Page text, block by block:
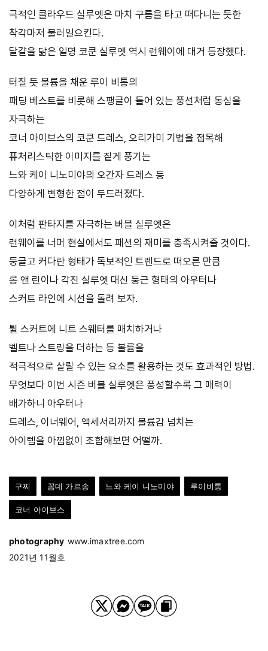
극적인 클라우드 실루엣은 마치 구름을 타고 떠다니는 듯한
착각마저 불러일으킨다.
달걀을 닮은 일명 코쿤 실루엣 역시 런웨이에 대거 등장했다.
터질 듯 볼륨을 채운 루이 비통의
패딩 베스트를 비롯해 스팽글이 들어 있는 풍선처럼 동심을
자극하는
코너 아이브스의 코쿤 드레스, 오리가미 기법을 접목해
퓨처리스틱한 이미지를 짙게 풍기는
느와 케이 니노미야의 오간자 드레스 등
다양하게 변형한 점이 두드러졌다.
이처럼 판타지를 자극하는 버블 실루엣은
런웨이를 너머 현실에서도 패션의 재미를 충족시켜줄 것이다.
둥글고 커다란 형태가 독보적인 트렌드로 떠오른 만큼
롱 앤 린이나 각진 실루엣 대신 둥근 형태의 아우터나
스커트 라인에 시선을 돌려 보자.
튈 스커트에 니트 스웨터를 매치하거나
벨트나 스트링을 더하는 등 볼륨을
적극적으로 살릴 수 있는 요소를 활용하는 것도 효과적인 방법.
무엇보다 이번 시즌 버블 실루엣은 풍성할수록 그 매력이
배가하니 아우터나
드레스, 이너웨어, 액세서리까지 볼륨감 넘치는
아이템을 아낌없이 조합해보면 어떨까.
구찌 꼼데 가르송 느와 케이 니노미야 루이비통
코너 아이브스
photography www.imaxtree.com
2021년 11월호